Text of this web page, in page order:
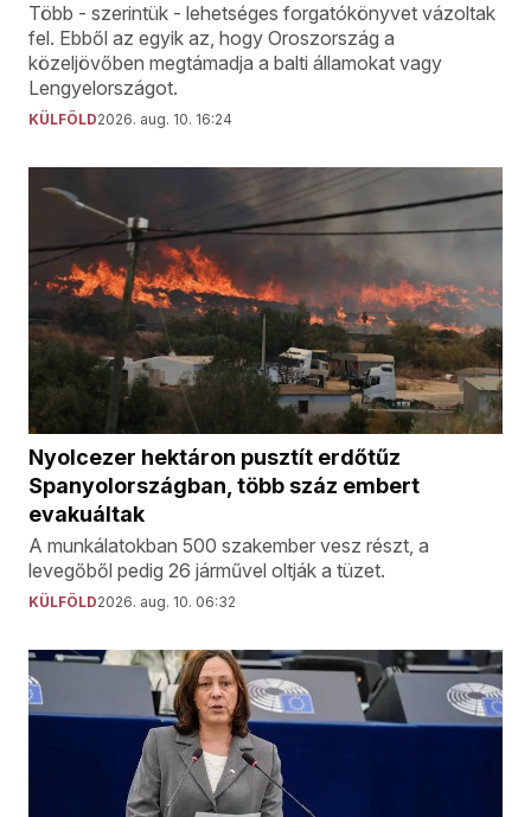
Több - szerintük - lehetséges forgatókönyvet vázoltak
fel. Ebből az egyik az, hogy Oroszország a
közeljövőben megtámadja a balti államokat vagy
Lengyelországot.
KÜLFÖLD2026. aug. 10. 16:24
Nyolcezer hektáron pusztít erdőtűz
Spanyolországban, több száz embert
evakuáltak
A munkálatokban 500 szakember vesz részt, a
levegőből pedig 26 járművel oltják a tüzet.
KÜLFÖLD2026. aug. 10. 06:32